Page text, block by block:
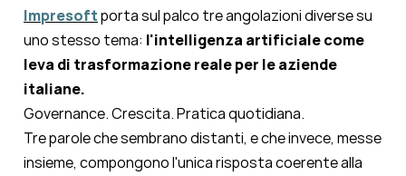
Impresoftporta sul palco tre angolazioni diverse su
uno stesso tema: l'intelligenza artificiale come
leva di trasformazione reale per le aziende
italiane.
Governance. Crescita. Pratica quotidiana.
Tre parole che sembrano distanti, e che invece, messe
insieme, compongono l'unica risposta coerente alla